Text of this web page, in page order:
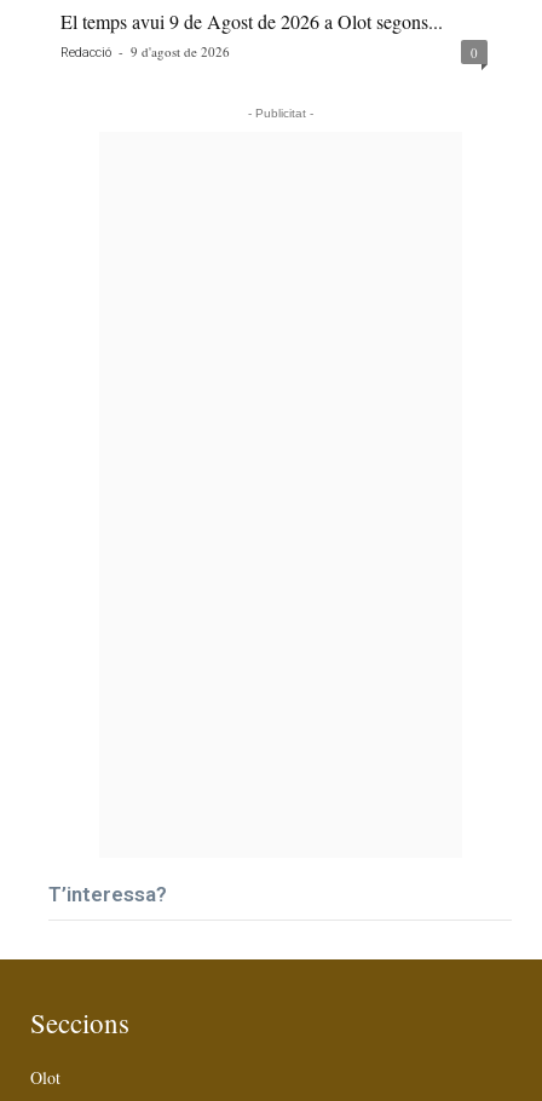
El temps avui 9 de Agost de 2026 a Olot segons...
Redacció - 9 d'agost de 2026 0
- Publicitat -
T’interessa?
Seccions
Olot